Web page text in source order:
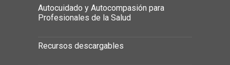
Autocuidado y Autocompasión para
Profesionales de la Salud
Recursos descargables